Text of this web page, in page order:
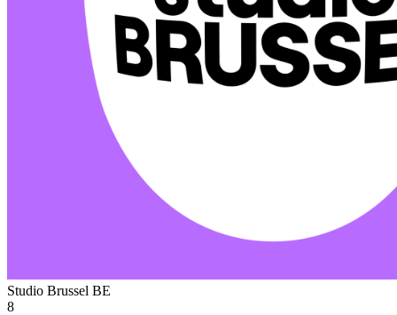
Studio Brussel BE
8